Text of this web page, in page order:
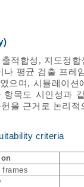
적합성, 지도정
나 평균 검출 프레
으며, 시뮬레이
목도 시인성과
을 근거로 논리적
criteria
frames